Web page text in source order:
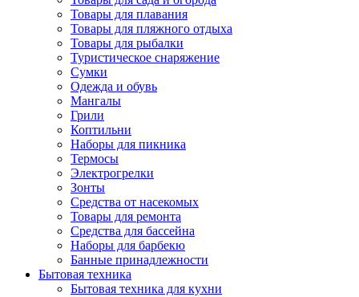
Товары для плавания
Товары для пляжного отдыха
Товары для рыбалки
Туристическое снаряжение
Сумки
Одежда и обувь
Мангалы
Грили
Коптильни
Наборы для пикника
Термосы
Электрогрелки
Зонты
Средства от насекомых
Товары для ремонта
Средства для бассейна
Наборы для барбекю
Банные принадлежности
Бытовая техника
Бытовая техника для кухни